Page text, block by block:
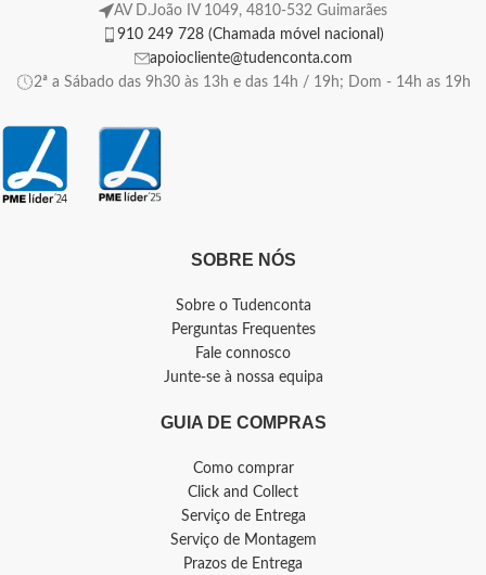
AV D.João IV 1049, 4810-532 Guimarães
910 249 728 (Chamada móvel nacional)
apoiocliente@tudenconta.com
2ª a Sábado das 9h30 às 13h e das 14h / 19h; Dom - 14h as 19h
SOBRE NÓS
Sobre o Tudenconta
Perguntas Frequentes
Fale connosco
Junte-se à nossa equipa
GUIA DE COMPRAS
Como comprar
Click and Collect
Serviço de Entrega
Serviço de Montagem
Prazos de Entrega